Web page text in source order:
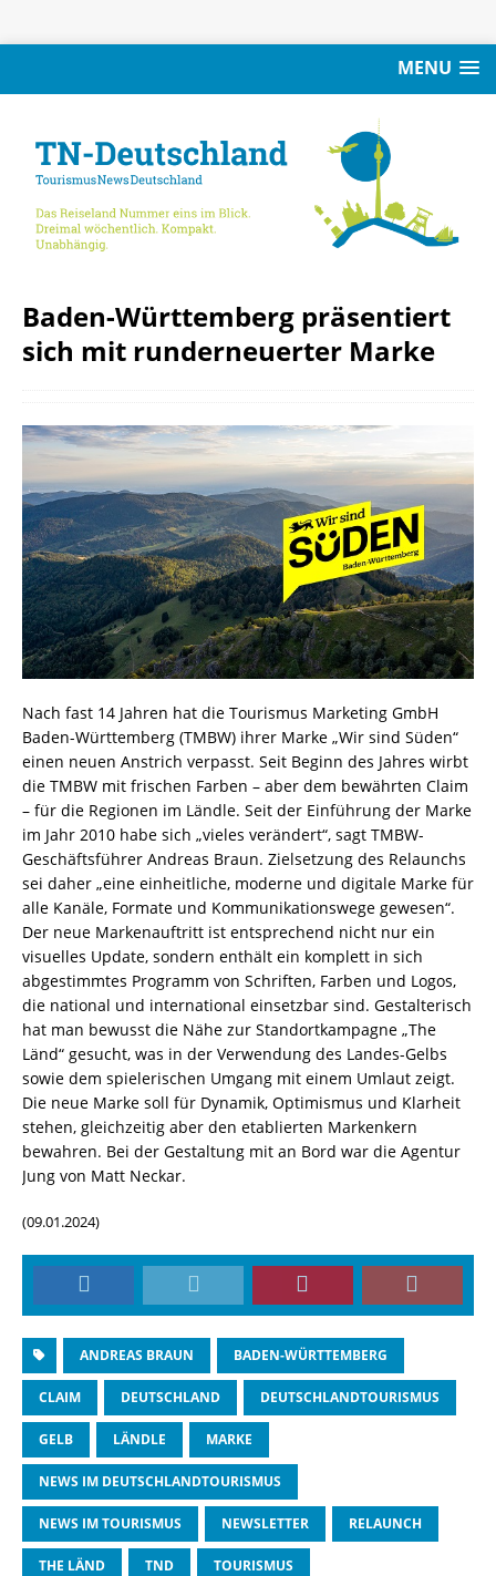
MENU
Baden-Württemberg präsentiert
sich mit runderneuerter Marke
Nach fast 14 Jahren hat die Tourismus Marketing GmbH
Baden-Württemberg (TMBW) ihrer Marke „Wir sind Süden“
einen neuen Anstrich verpasst. Seit Beginn des Jahres wirbt
die TMBW mit frischen Farben – aber dem bewährten Claim
– für die Regionen im Ländle. Seit der Einführung der Marke
im Jahr 2010 habe sich „vieles verändert“, sagt TMBW-
Geschäftsführer Andreas Braun. Zielsetzung des Relaunchs
sei daher „eine einheitliche, moderne und digitale Marke für
alle Kanäle, Formate und Kommunikationswege gewesen“.
Der neue Markenauftritt ist entsprechend nicht nur ein
visuelles Update, sondern enthält ein komplett in sich
abgestimmtes Programm von Schriften, Farben und Logos,
die national und international einsetzbar sind. Gestalterisch
hat man bewusst die Nähe zur Standortkampagne „The
Länd“ gesucht, was in der Verwendung des Landes-Gelbs
sowie dem spielerischen Umgang mit einem Umlaut zeigt.
Die neue Marke soll für Dynamik, Optimismus und Klarheit
stehen, gleichzeitig aber den etablierten Markenkern
bewahren. Bei der Gestaltung mit an Bord war die Agentur
Jung von Matt Neckar.
(09.01.2024)
ANDREAS BRAUN BADEN-WÜRTTEMBERG
CLAIM DEUTSCHLAND DEUTSCHLANDTOURISMUS
GELB LÄNDLE MARKE
NEWS IM DEUTSCHLANDTOURISMUS
NEWS IM TOURISMUS NEWSLETTER RELAUNCH
THE LÄND TND TOURISMUS